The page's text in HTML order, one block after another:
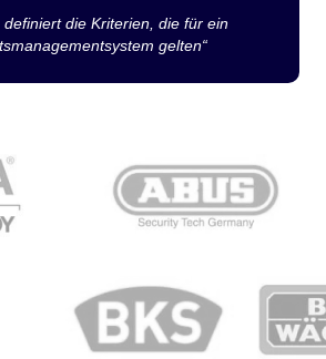
definiert die Kriterien, die für ein
gelten“